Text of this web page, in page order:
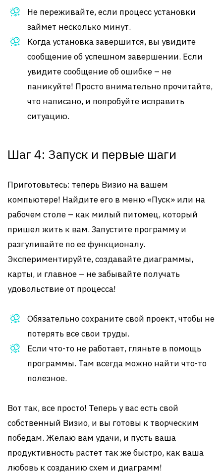
Не переживайте, если процесс установки
займет несколько минут.
Когда установка завершится, вы увидите
сообщение об успешном завершении. Если
увидите сообщение об ошибке – не
паникуйте! Просто внимательно прочитайте,
что написано, и попробуйте исправить
ситуацию.
Шаг 4: Запуск и первые шаги
Приготовьтесь: теперь Визио на вашем
компьютере! Найдите его в меню «Пуск» или на
рабочем столе – как милый питомец, который
пришел жить к вам. Запустите программу и
разгуливайте по ее функционалу.
Экспериментируйте, создавайте диаграммы,
карты, и главное – не забывайте получать
удовольствие от процесса!
Обязательно сохраните свой проект, чтобы не
потерять все свои труды.
Если что-то не работает, гляньте в помощь
программы. Там всегда можно найти что-то
полезное.
Вот так, все просто! Теперь у вас есть свой
собственный Визио, и вы готовы к творческим
победам. Желаю вам удачи, и пусть ваша
продуктивность растет так же быстро, как ваша
любовь к созданию схем и диаграмм!